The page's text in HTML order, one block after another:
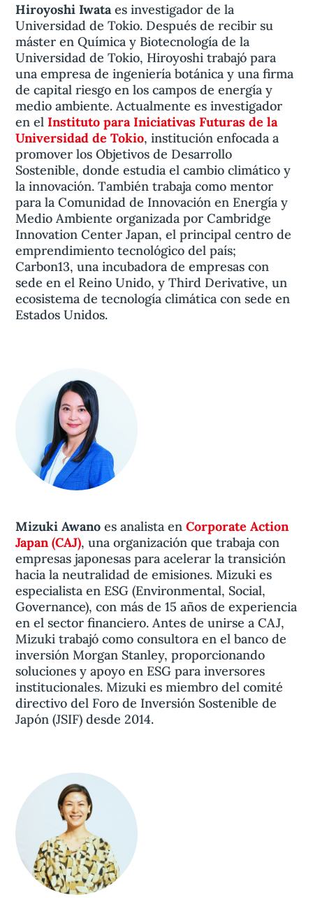
Hiroyoshi Iwataes investigador de la
Universidad de Tokio. Después de recibir su
máster en Química y Biotecnología de la
Universidad de Tokio, Hiroyoshi trabajó para
una empresa de ingeniería botánica y una firma
de capital riesgo en los campos de energía y
medio ambiente. Actualmente es investigador
en elInstituto para Iniciativas Futuras de la
Universidad de Tokio, institución enfocada a
promover los Objetivos de Desarrollo
Sostenible, donde estudia el cambio climático y
la innovación. También trabaja como mentor
para la Comunidad de Innovación en Energía y
Medio Ambiente organizada por Cambridge
Innovation Center Japan, el principal centro de
emprendimiento tecnológico del país;
Carbon13, una incubadora de empresas con
sede en el Reino Unido, y Third Derivative, un
ecosistema de tecnología climática con sede en
Estados Unidos.
Mizuki Awano es analista enCorporate Action
Japan (CAJ), una organización que trabaja con
empresas japonesas para acelerar la transición
hacia la neutralidad de emisiones. Mizuki es
especialista en ESG (Environmental, Social,
Governance), con más de 15 años de experiencia
en el sector financiero. Antes de unirse a CAJ,
Mizuki trabajó como consultora en el banco de
inversión Morgan Stanley, proporcionando
soluciones y apoyo en ESG para inversores
institucionales. Mizuki es miembro del comité
directivo del Foro de Inversión Sostenible de
Japón (JSIF) desde 2014.